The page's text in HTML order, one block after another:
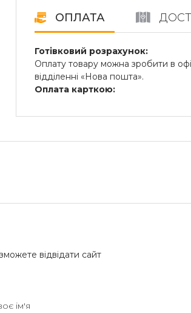
ОПЛАТА
Готівковий розрахунок:
Оплату товару можна зробити в
відділенні «Нова пошта».
Оплата карткою:
платіжні термінали) та
Безготівкова плата на
відвідати сайт